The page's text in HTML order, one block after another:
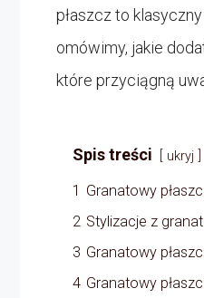
płaszcz to
omówimy, jakie
które przyciągną
Spis treści ukryj
1 Granatowy
2 Stylizacje z
3 Granatowy
4 Granatowy